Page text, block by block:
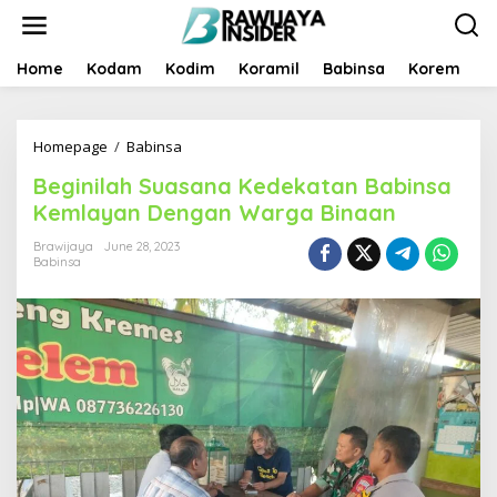
t
Home Kodam Kodim Koramil Babinsa Korem
Homepage / Babinsa
g
i
n
h
S
u
a
s
a
n
a
K
e
Beginilah Suasana Kedekatan Babinsa
Kemlayan Dengan Warga Binaan
Brawijaya
June 28, 2023
Babinsa